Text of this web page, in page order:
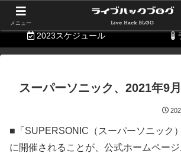
持ち物リスト
2023スケジュール
スーパーソニック、2021年9
■「SUPERSONIC（スーパーソニック
に開催されることが、公式ホームページ
メニュー